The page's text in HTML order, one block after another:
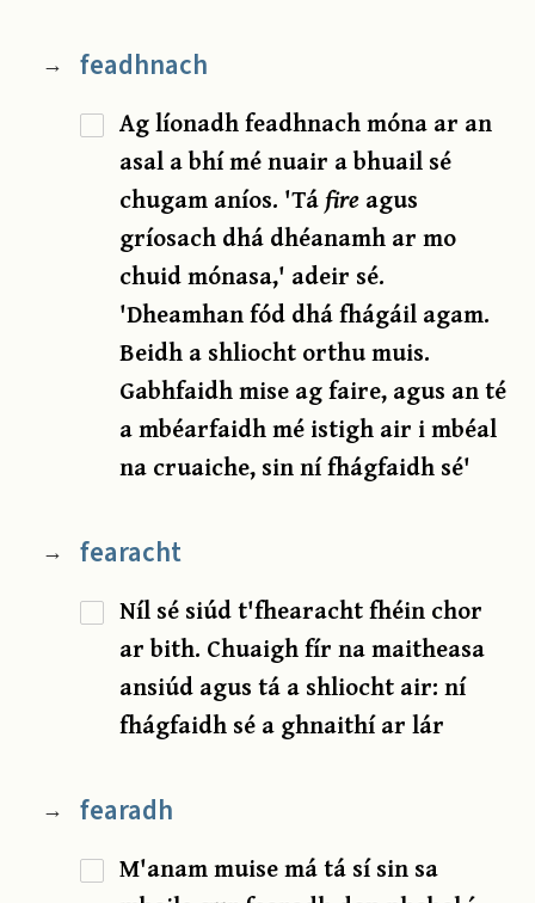
→ feadhnach
Ag líonadh feadhnach móna ar an
asal a bhí mé nuair a bhuail sé
chugam aníos. 'Táfireagus
gríosach dhá dhéanamh ar mo
chuid mónasa,' adeir sé.
'Dheamhan fód dhá fhágáil agam.
Beidh a shliocht orthu muis.
Gabhfaidh mise ag faire, agus an té
a mbéarfaidh mé istigh air i mbéal
na cruaiche, sin ní fhágfaidh sé'
→ fearacht
Níl sé siúd t'fhearacht fhéin chor
ar bith. Chuaigh fír na maitheasa
ansiúd agus tá a shliocht air: ní
fhágfaidh sé a ghnaithí ar lár
→ fearadh
M'anam muise má tá sí sin sa